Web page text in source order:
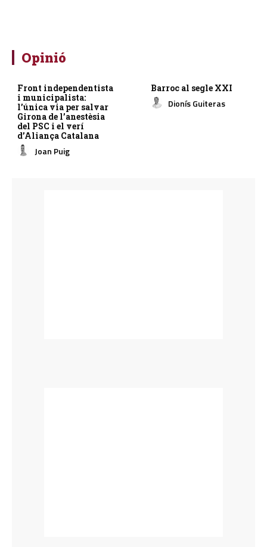
Opinió
Front independentista
i municipalista:
l’única via per salvar
Girona de l’anestèsia
del PSC i el verí
d’Aliança Catalana
Joan Puig
Barroc al segle XXI
Dionís Guiteras